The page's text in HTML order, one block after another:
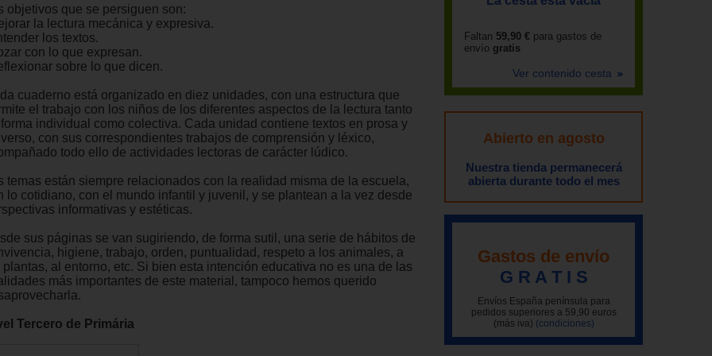
objetivos que se persiguen son:
la lectura mecánica y expresiva.
los textos.
con lo que expresan.
sobre lo que dicen.
cuaderno está organizado en diez unidades, con una estructura que
el trabajo con los niños de los diferentes aspectos de la lectura tanto
individual como colectiva. Cada unidad contiene textos en prosa y
con sus correspondientes trabajos de comprensión y léxico,
todo ello de actividades lectoras de carácter lúdico.
temas están siempre relacionados con la realidad misma de la escuela,
lo cotidiano, con el mundo infantil y juvenil, y se plantean a la vez desde
informativas y estéticas.
sus páginas se van sugiriendo, de forma sutil, una serie de hábitos de
higiene, trabajo, orden, puntualidad, respeto a los animales, a
plantas, al entorno, etc. Si bien esta intención educativa no es una de las
más importantes de este material, tampoco hemos querido
Tercero de Primária
Faltan 59,90 € para gastos de
envío gratis
Ver contenido cesta
Abierto en agosto
Nuestra tienda permanecerá
abierta durante todo el mes
Gastos de envío
G R A T I S
Envíos España península para
pedidos superiores a 59,90 euros
(más iva) (condiciones)